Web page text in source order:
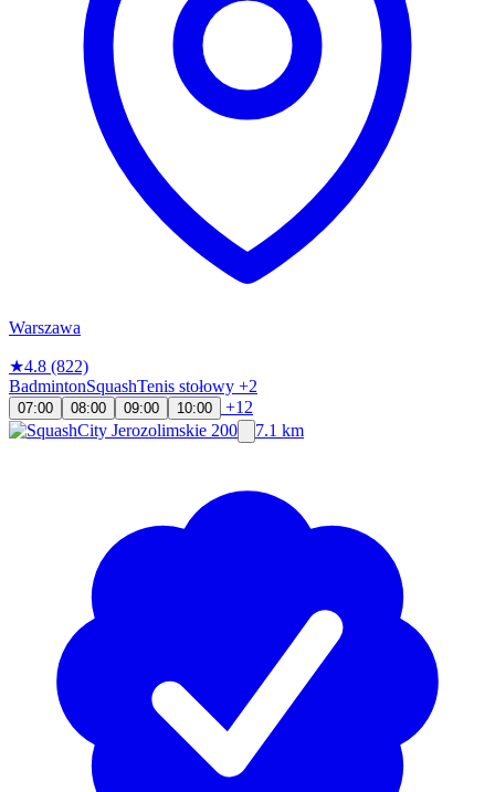
Warszawa
★4.8 (822)
BadmintonSquashTenis stołowy +2
07:00 08:00 09:00 10:00
+12
7.1 km